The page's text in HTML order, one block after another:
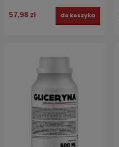
57,98 zł do koszyka